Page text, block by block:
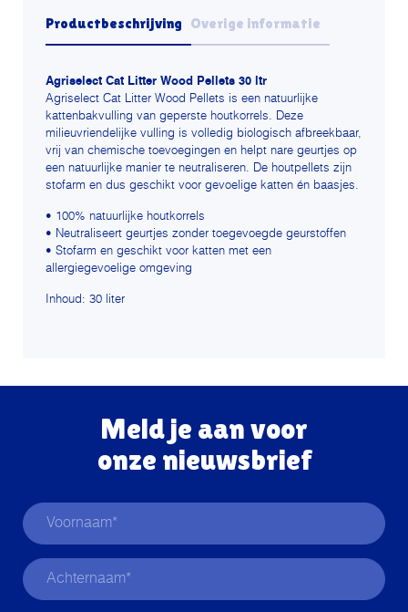
Productbeschrijving Overige informatie
Agriselect Cat Litter Wood Pellets 30 ltr
Agriselect Cat Litter Wood Pellets is een natuurlijke
kattenbakvulling van geperste houtkorrels. Deze
milieuvriendelijke vulling is volledig biologisch afbreekbaar,
vrij van chemische toevoegingen en helpt nare geurtjes op
een natuurlijke manier te neutraliseren. De houtpellets zijn
stofarm en dus geschikt voor gevoelige katten én baasjes.
• 100% natuurlijke houtkorrels
• Neutraliseert geurtjes zonder toegevoegde geurstoffen
• Stofarm en geschikt voor katten met een
allergiegevoelige omgeving
Inhoud: 30 liter
Meld je aan voor
onze nieuwsbrief